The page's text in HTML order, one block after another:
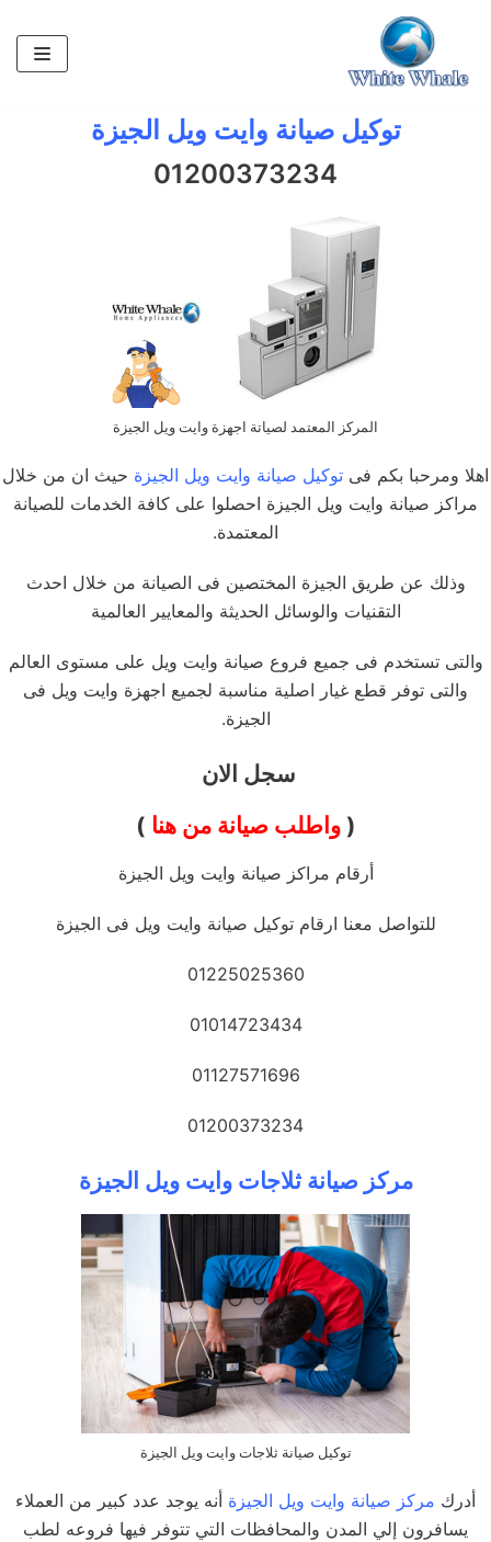
تخطى
المحتوى
توكيل صيانة وايت ويل الجيزة
01200373234
المركز المعتمد لصياتة اجهزة وايت ويل الجيزة
اهلا ومرحبا بكم فى توكيل صيانة وايت ويل الجيزة حيث ان من خلال
مراكز صيانة وايت ويل الجيزة احصلوا على كافة الخدمات للصيانة
المعتمدة.
وذلك عن طريق الجيزة المختصين فى الصيانة من خلال احدث
التقنيات والوسائل الحديثة والمعايير العالمية
والتى تستخدم فى جميع فروع صيانة وايت ويل على مستوى العالم
والتى توفر قطع غيار اصلية مناسبة لجميع اجهزة وايت ويل فى
الجيزة.
سجل الان
(واطلب صيانة من هنا )
أرقام مراكز صيانة وايت ويل الجيزة
للتواصل معنا ارقام توكيل صيانة وايت ويل فى الجيزة
01225025360
01014723434
01127571696
01200373234
مركز صيانة ثلاجات وايت ويل الجيزة
توكيل صيانة ثلاجات وايت ويل الجيزة
أدرك مركز صيانة وايت ويل الجيزة أنه يوجد عدد كبير من العملاء
يسافرون إلي المدن والمحافظات التي تتوفر فيها فروعه لطب